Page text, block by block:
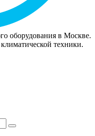
оборудования в Москве.
техники.